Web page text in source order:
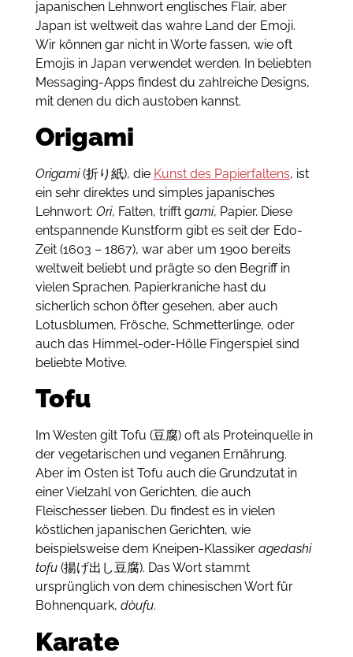
japanischen Lehnwort englisches Flair, aber
Japan ist weltweit das wahre Land der Emoji.
Wir können gar nicht in Worte fassen, wie oft
Emojis in Japan verwendet werden. In beliebten
Messaging-Apps findest du zahlreiche Designs,
mit denen du dich austoben kannst.
Origami
Origami(折り紙), die Kunst des Papierfaltens, ist
ein sehr direktes und simples japanisches
Lehnwort: Ori, Falten, trifft gami, Papier. Diese
entspannende Kunstform gibt es seit der Edo-
Zeit (1603 – 1867), war aber um 1900 bereits
weltweit beliebt und prägte so den Begriff in
vielen Sprachen. Papierkraniche hast du
sicherlich schon öfter gesehen, aber auch
Lotusblumen, Frösche, Schmetterlinge, oder
auch das Himmel-oder-Hölle Fingerspiel sind
beliebte Motive.
Tofu
Im Westen gilt Tofu (豆腐) oft als Proteinquelle in
der vegetarischen und veganen Ernährung.
Aber im Osten ist Tofu auch die Grundzutat in
einer Vielzahl von Gerichten, die auch
Fleischesser lieben. Du findest es in vielen
köstlichen japanischen Gerichten, wie
beispielsweise dem Kneipen-Klassiker agedashi
tofu(揚げ出し豆腐). Das Wort stammt
ursprünglich von dem chinesischen Wort für
Bohnenquark, dòufu.
Karate